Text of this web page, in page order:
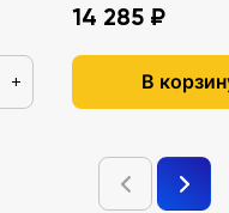
+
14 285 ₽
В